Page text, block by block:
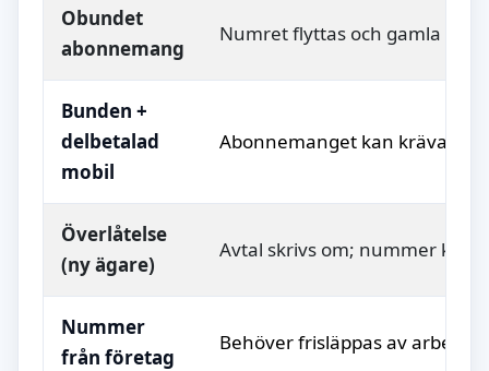
Obundet
abonnemang
Numret flyttas och gamla
Bunden +
delbetalad
mobil
Abonnemanget kan kräva
Överlåtelse
(ny ägare)
Avtal skrivs om; nummer kan
Nummer
från företag
Behöver frisläppas av